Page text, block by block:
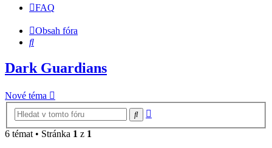
FAQ
Obsah fóra
Hledat
Dark Guardians
Nové téma
Hledat
6 témat • Stránka 1 z 1